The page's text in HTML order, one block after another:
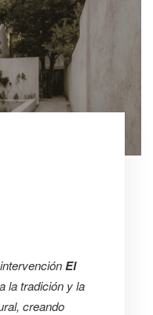
El
la tradición y la
creando